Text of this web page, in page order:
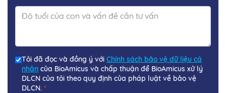
Tôi đã đọc và đồng ý với Chính sách bảo vệ dữ liệu cá
nhân của BioAmicus và chấp thuận để BioAmicus xử lý
DLCN của tôi theo quy định của pháp luật về bảo vệ
DLCN. *